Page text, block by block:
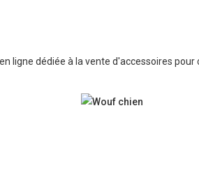
ligne dédiée à la vente d'accessoires